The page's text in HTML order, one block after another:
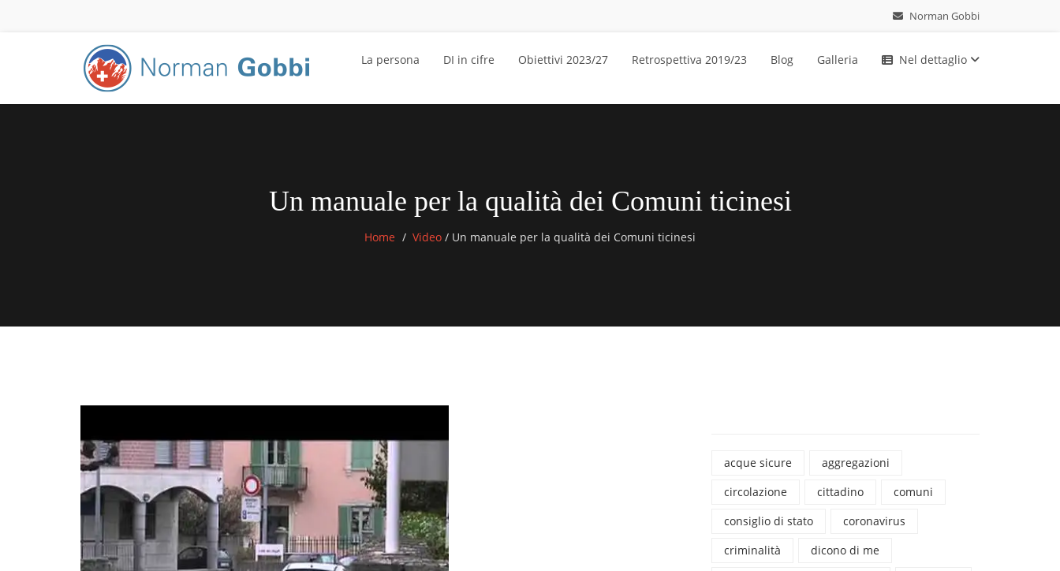
Norman Gobbi
La persona DI in cifre Obiettivi 2023/27 Retrospettiva 2019/23 Blog Galleria Nel dettaglio
Un manuale per la qualità dei Comuni ticinesi
Home Video / Un manuale per la qualità dei Comuni ticinesi
acque sicure
aggregazioni
circolazione
cittadino
comuni
consiglio di stato
coronavirus
criminalità
dicono di me